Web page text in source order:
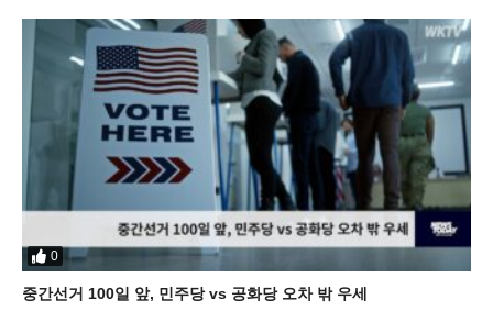
0
중간선거 100일 앞, 민주당 vs 공화당 오차 밖 우세